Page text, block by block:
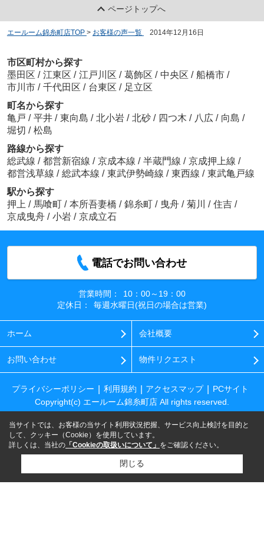
ページトップへ
エールーム錦糸町店TOP > お客様の声一覧 2014年12月16日
市区町村から探す
墨田区 / 江東区 / 江戸川区 / 葛飾区 / 中央区 / 船橋市 /
市川市 / 千代田区 / 台東区 / 足立区
町名から探す
亀戸 / 平井 / 東向島 / 北小岩 / 北砂 / 四つ木 / 八広 / 向島 /
堀切 / 松島
路線から探す
総武線 / 都営新宿線 / 京成本線 / 半蔵門線 / 京成押上線 /
都営浅草線 / 総武本線 / 東武伊勢崎線 / 東西線 / 東武亀戸線
駅から探す
押上 / 馬喰町 / 本所吾妻橋 / 錦糸町 / 曳舟 / 菊川 / 住吉 /
京成曳舟 / 小岩 / 京成立石
電話でお問い合わせ
営業時間：
10：00～19：00
定休日：
毎週水曜日(祝日の場合は営業)
ホーム 会社概要
お問い合わせ 物件リクエスト
プライバシーポリシー 利用規約 アクセスマップ
PCサイト
Copyright(c) エールーム錦糸町店 All rights reserved.
当サイトでは、お客様の当サイト利用状況把握、サービス向上検討を目的と
して、クッキー（Cookie）を使用しています。
詳しくは、当社の 「Cookieの取扱いについて」 をご確認ください。
閉じる